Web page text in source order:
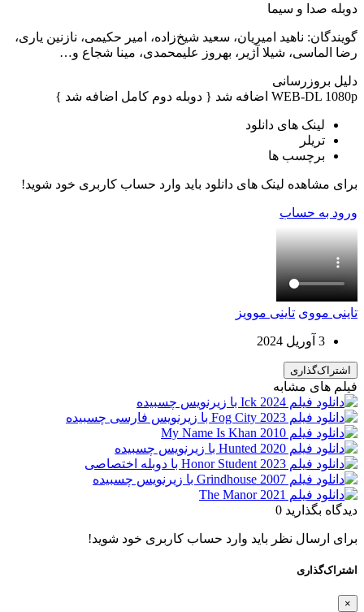
دوبله صدا و سیما
گویندگان: ناهید امیریان، سعید شیخ‌زاده، امیر حکیمی، نازنین یاری،
رضا الماسی، شیلا آژیر، بهروز علیمحمدی، مینا شجاع و…
دلیل بروزرسانی
WEB-DL 1080p اضافه شد { دوبله دوم کامل اضافه شد }
لینک های دانلود
تریلر
برچسب ها
برای مشاهده لینک های دانلود باید وارد حساب کاربری خود شوید!
ورود به حساب
تاینی مووی تاینی موویز
3 آوریل 2024
اشتراک‌گذاری
فیلم های مشابه
دیدگاه بگذارید 0
برای ارسال نظر باید وارد حساب کاربری خود شوید!
اشتراک‌گذاری
×